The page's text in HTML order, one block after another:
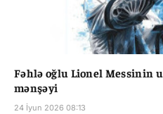
Fəhlə oğlu Lionel Messinin
mənşəyi
24 İyun 2026 08:13